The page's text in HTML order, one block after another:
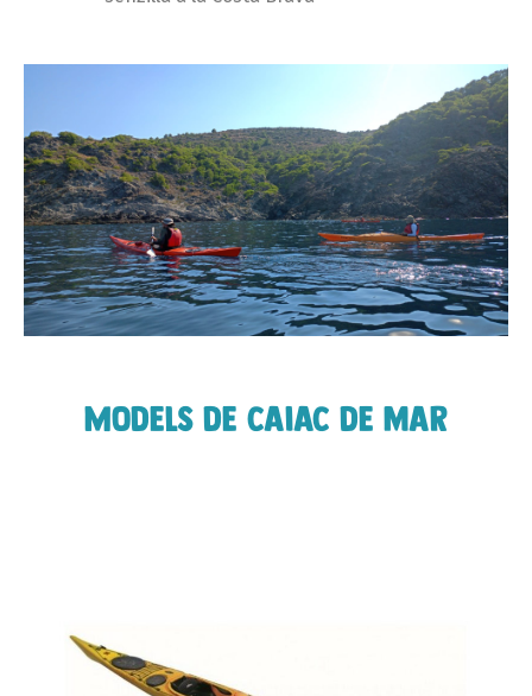
Models de caiac de mar